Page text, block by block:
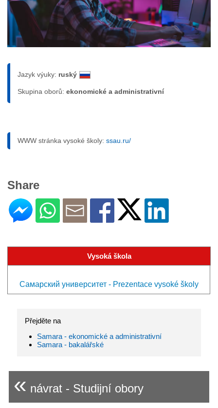
Jazyk výuky: ruský
Skupina oborů: ekonomické a administrativní
WWW stránka vysoké školy: ssau.ru/
Share
Vysoká škola
Самарский университет - Prezentace vysoké školy
Přejděte na
Samara - ekonomické a administrativní
Samara - bakalářské
« návrat - Studijní obory